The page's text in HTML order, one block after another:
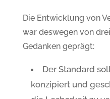
Die Entwicklung von
war deswegen von
Gedanken geprägt:
Der Standard
konzipiert und